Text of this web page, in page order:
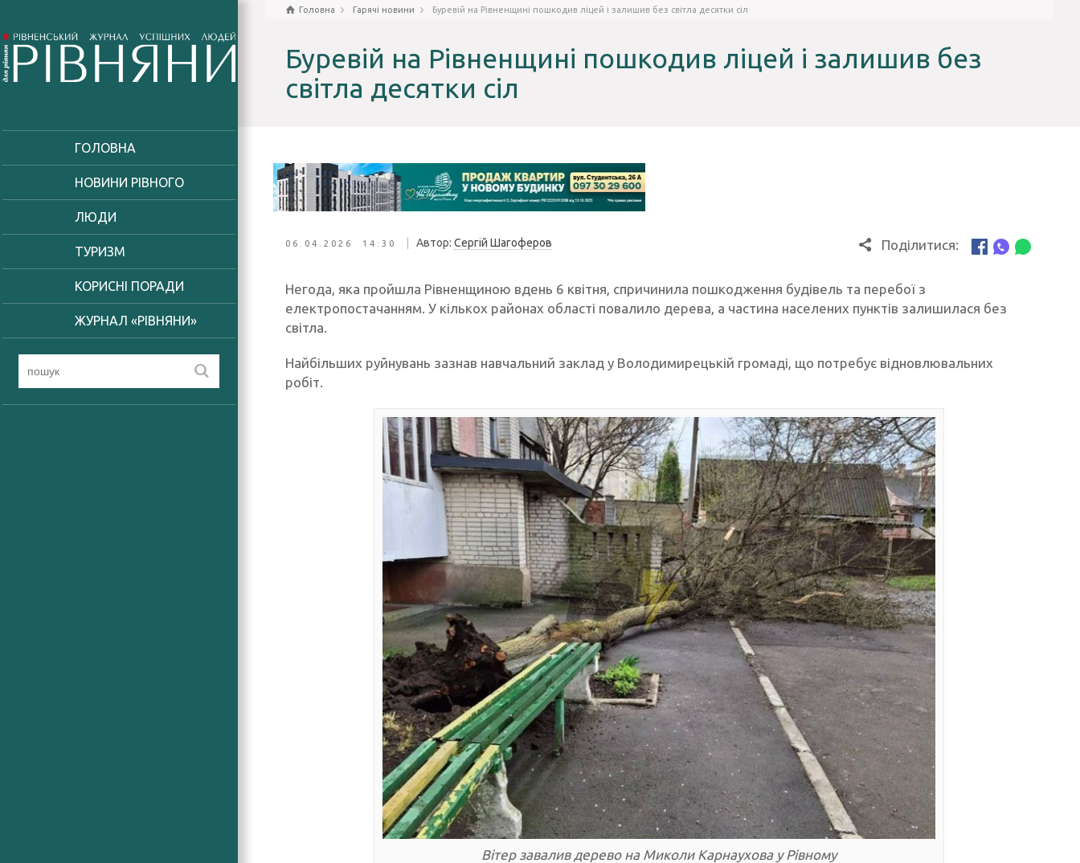
ГОЛОВНА
НОВИНИ РІВНОГО
ЛЮДИ
ТУРИЗМ
КОРИСНІ ПОРАДИ
ЖУРНАЛ «РІВНЯНИ»
Головна Гарячі новини Буревій на Рівненщині пошкодив ліцей і залишив без світла десятки сіл
Буревій на Рівненщині пошкодив ліцей і залишив без
світла десятки сіл
06.04.2026 14:30 Автор: Сергій Шагоферов Поділитися:
Негода, яка пройшла Рівненщиною вдень 6 квітня, спричинила пошкодження будівель та перебої з
електропостачанням. У кількох районах області повалило дерева, а частина населених пунктів залишилася без
світла.
Найбільших руйнувань зазнав навчальний заклад у Володимирецькій громаді, що потребує відновлювальних
робіт.
Вітер завалив дерево на Миколи Карнаухова у Рівному